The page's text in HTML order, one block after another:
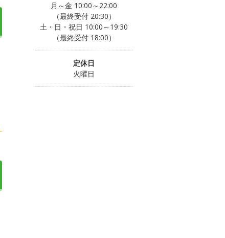
月～金 10:00～22:00
（最終受付 20:30）
土・日・祝日 10:00～19:30
（最終受付 18:00）
定休日
火曜日